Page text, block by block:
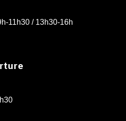
11h30 / 13h30-16h